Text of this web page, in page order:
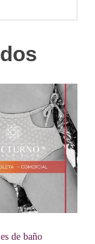
de baño